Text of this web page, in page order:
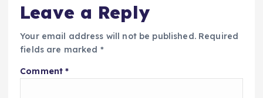
Leave a Reply
Your email address will not be published. Required
fields are marked *
Comment*